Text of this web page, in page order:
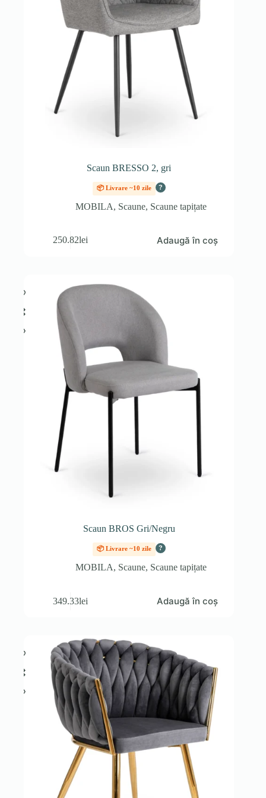
Scaun BRESSO 2, gri
📦 Livrare ~10 zile ?
MOBILA, Scaune, Scaune tapițate
250.82lei Adaugă în coș
Scaun BROS Gri/Negru
📦 Livrare ~10 zile ?
MOBILA, Scaune, Scaune tapițate
349.33lei Adaugă în coș